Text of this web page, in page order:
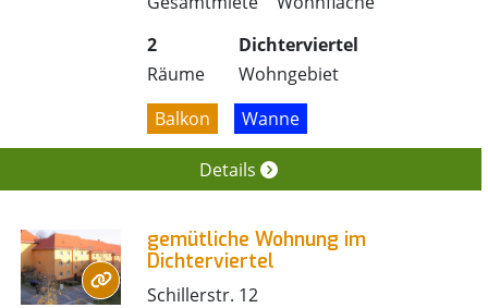
2
Räume
Dichterviertel
Wohngebiet
Balkon
Wanne
Details
gemütliche Wohnung im
Dichterviertel
Schillerstr. 12